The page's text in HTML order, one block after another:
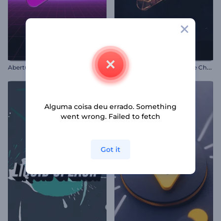
Abertura Retrô Anos 80 I
ntrodução de Partículas de Chamas Brilhantes
Alguma coisa deu errado. Something
went wrong. Failed to fetch
Got it